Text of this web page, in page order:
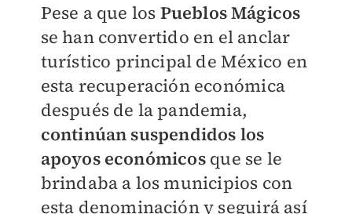
Pese a que los Pueblos Mágicos
se han convertido en el anclar
turístico principal de México en
esta recuperación económica
después de la pandemia,
continúan suspendidos los
apoyos económicosque se le
brindaba a los municipios con
esta denominación y seguirá así